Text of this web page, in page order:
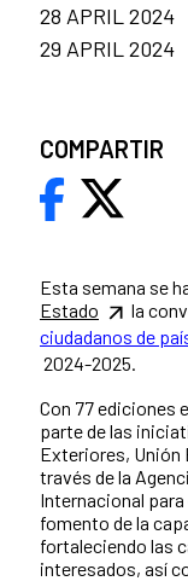
Esta semana se
Estado
la
ciudadanos de
2024-2025.
Con 77 ediciones
parte de las
Exteriores, Unión
través de la
Internacional para
fomento de la
fortaleciendo las
interesados, así
28 APRIL 2024
29 APRIL 2024
COMPARTIR